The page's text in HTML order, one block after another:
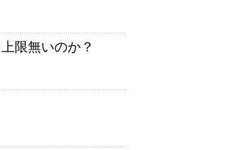
限無いのか？